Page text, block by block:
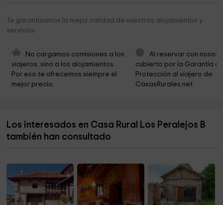
Ayuntamiento De Triollo
Parroquia de El Salvador
Senda Del Oso
Parque Pisuerga Cervera 5,7 km
Iglesia Santa María del Castillo 6,4 km
Te garantizamos la mejor calidad de nuestros alojamientos y
servicios
No cargamos comisiones a los
viajeros, sino a los alojamientos.
Por eso te ofrecemos siempre el
mejor precio.
Al reservar con
cubierto por la Garantía
Protección al viajero de
CasasRurales.net
Los interesados en Casa Rural Los Peralejos B
también han consultado